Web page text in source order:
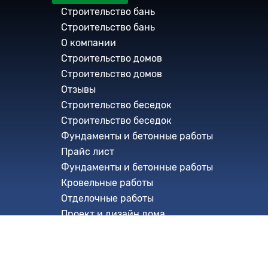
Мы находимся в г. Новосибирске, ул.
офис 213
График работы:
Пн-Пт с 9:00 до 18:00
Сб: 10:00 до 18:00
тел.: +7 (800) 101 20 04, +7 (913) 771 24 98
e-mail: 7712498stroy@mail.ru
Строительство бань
Строительство бань
О компании
Строительство домов
Строительство домов
Отзывы
Строительство беседок
Строительство беседок
Фундаменты и бетонные работы
Прайс лист
Фундаменты и бетонные работы
Кровельные работы
Отделочные работы
Проект и дизайн дома